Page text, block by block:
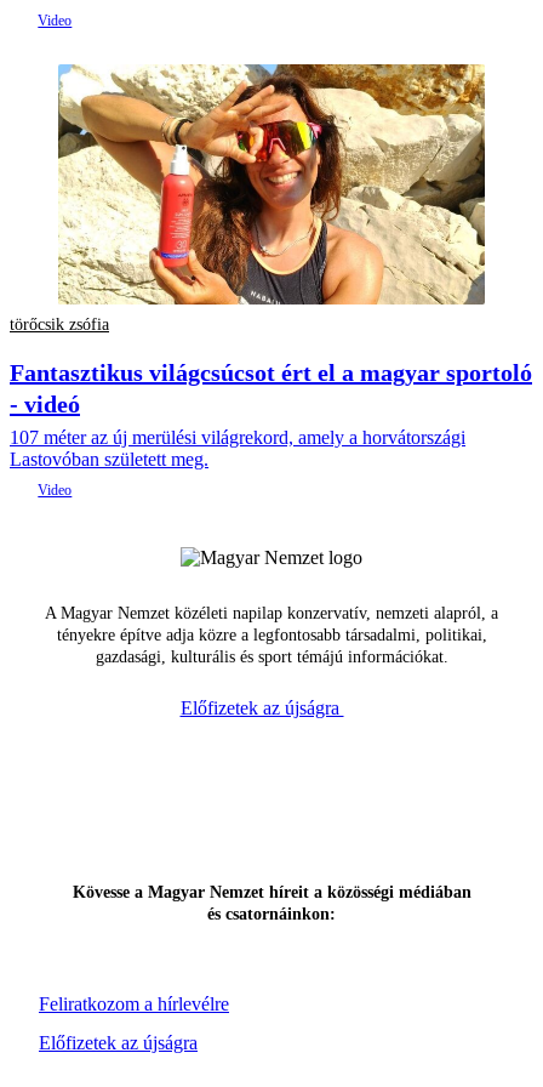
törőcsik zsófia
Fantasztikus világcsúcsot ért el a magyar sportoló
- videó
107 méter az új merülési világrekord, amely a horvátországi
Lastovóban született meg.
A Magyar Nemzet közéleti napilap konzervatív, nemzeti alapról, a
tényekre építve adja közre a legfontosabb társadalmi, politikai,
gazdasági, kulturális és sport témájú információkat.
Előfizetek az újságra
Feliratkozom a hírlevélre
Kövesse a Magyar Nemzet híreit a közösségi médiában
és csatornáinkon:
Előfizetek az újságra